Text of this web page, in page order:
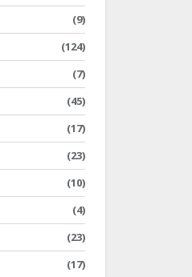
(9)
(124)
(7)
(45)
(17)
(23)
(10)
(4)
(23)
(17)